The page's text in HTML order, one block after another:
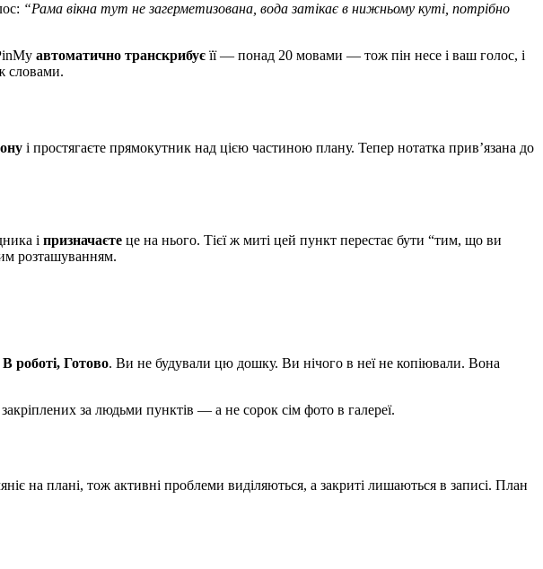
“Рама вікна тут не загерметизована, вода затікає в нижньому куті, потрібно
автоматично транскрибує її — понад 20 мовами — тож пін несе і ваш голос, і
словами.
і простягаєте прямокутник над цією частиною плану. Тепер нотатка прив’язана до
і призначаєте це на нього. Тієї ж миті цей пункт перестає бути “тим, що ви
розташуванням.
роботі, Готово. Ви не будували цю дошку. Ви нічого в неї не копіювали. Вона
за людьми пунктів — а не сорок сім фото в галереї.
на плані, тож активні проблеми виділяються, а закриті лишаються в записі. План